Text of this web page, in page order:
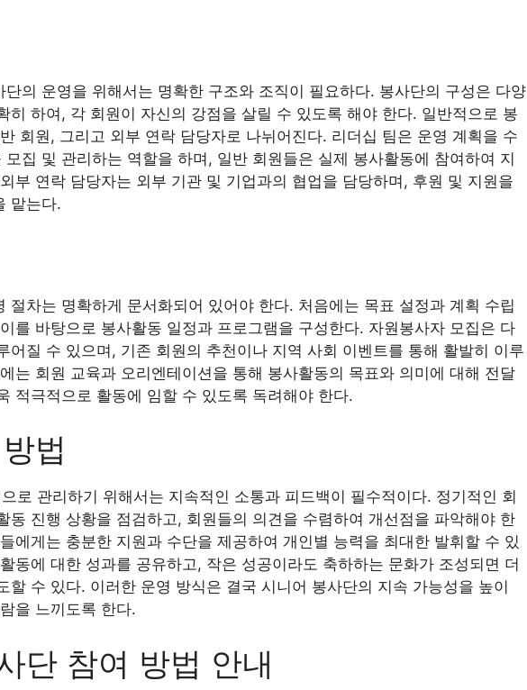
단의 운영을 위해서는 명확한 구조와 조직이 필요하다. 봉사단의 구성은 다양
히 하여, 각 회원이 자신의 강점을 살릴 수 있도록 해야 한다. 일반적으로 봉
회원, 그리고 외부 연락 담당자로 나뉘어진다. 리더십 팀은 운영 계획을 수
모집 및 관리하는 역할을 하며, 일반 회원들은 실제 봉사활동에 참여하여 지
부 연락 담당자는 외부 기관 및 기업과의 협업을 담당하며, 후원 및 지원을
맡는다.
절차는 명확하게 문서화되어 있어야 한다. 처음에는 목표 설정과 계획 수립
를 바탕으로 봉사활동 일정과 프로그램을 구성한다. 자원봉사자 모집은 다
어질 수 있으며, 기존 회원의 추천이나 지역 사회 이벤트를 통해 활발히 이루
는 회원 교육과 오리엔테이션을 통해 봉사활동의 목표와 의미에 대해 전달
적극적으로 활동에 임할 수 있도록 독려해야 한다.
법
로 관리하기 위해서는 지속적인 소통과 피드백이 필수적이다. 정기적인 회
동 진행 상황을 점검하고, 회원들의 의견을 수렴하여 개선점을 파악해야 한
에게는 충분한 지원과 수단을 제공하여 개인별 능력을 최대한 발휘할 수 있
동에 대한 성과를 공유하고, 작은 성공이라도 축하하는 문화가 조성되면 더
할 수 있다. 이러한 운영 방식은 결국 시니어 봉사단의 지속 가능성을 높이
을 느끼도록 한다.
단 참여 방법 안내